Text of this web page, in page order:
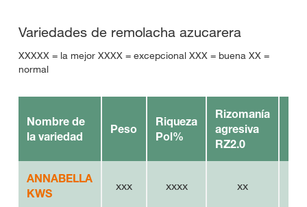
Variedades de remolacha azucarera
XXXXX = la mejor XXXX = excepcional XXX = buena XX =
normal
Nombre de
la variedad
Peso
Riqueza
Pol%
Rizomanía
agresiva
RZ2.0
ANNABELLA
KWS
xxx xxxx xx